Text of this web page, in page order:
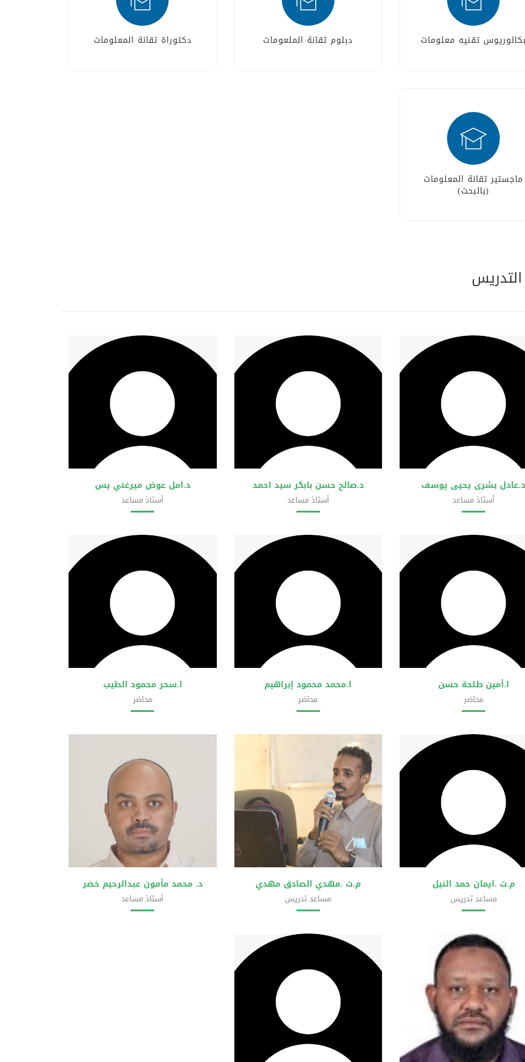
تقنيه معلومات دبلوم تقانة الملعومات دكتوراة تقانة المعلومات
ماجستير تقانة المعلومات
(بالبحث)
بشرى يحيى يوسف
أستاذ مساعد
د.صالح حسن بابكر سيد احمد
أستاذ مساعد
د.امل عوض ميرغني يس
أستاذ مساعد
ا.أمين طلحة حسن
محاضر
ا.محمد محمود إبراهيم
محاضر
ا.سحر محمود الطيب
محاضر
م.ت .ايمان حمد النيل
مساعد تدريس
م.ت .مهدي الصادق مهدي
مساعد تدريس
د. محمد مأمون عبدالرحيم خضر
أستاذ مساعد